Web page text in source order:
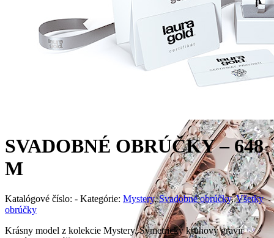
SVADOBNÉ OBRÚČKY – 648
M
Katalógové číslo: - Kategórie: Mystery, Svadobné obrúčky, Všetky
obrúčky
Krásny model z kolekcie Mystery. Symetrický kruhový gravír